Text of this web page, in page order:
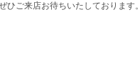
ひご来店お待ちいたしております。